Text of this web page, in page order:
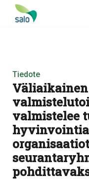
Tiedote
Väliaikainen
valmistelee